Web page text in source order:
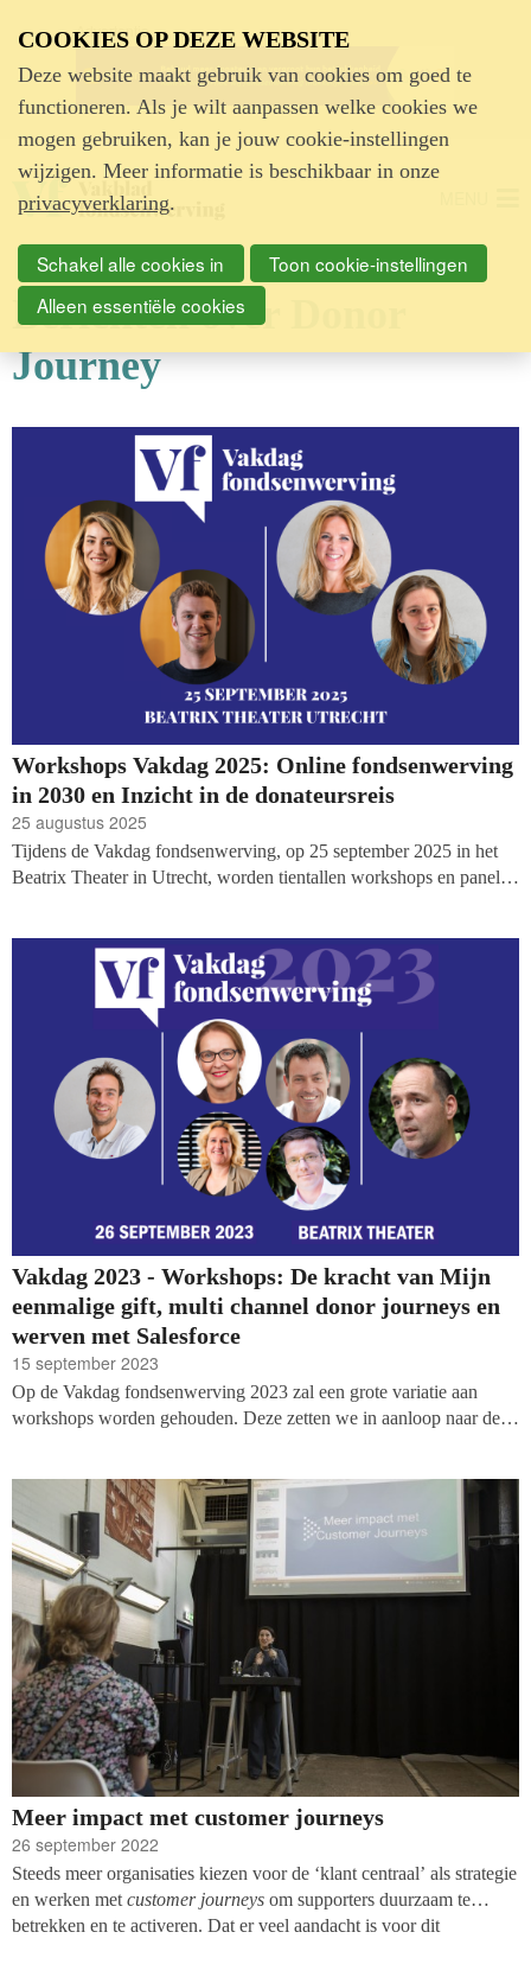
Advertentie
Berichten over Donor
Journey
Workshops Vakdag 2025: Online fondsenwerving
in 2030 en Inzicht in de donateursreis
25 augustus 2025
Tijdens de Vakdag fondsenwerving, op 25 september 2025 in het
Beatrix Theater in Utrecht, worden tientallen workshops en panels
vooruitgeblikt op online fondsenwerving in 2030, en een workshop
over het bouwen aan de perfecte donateursreis: van bewustzijn tot
ambassadeurschap. En er volgen de komende periode nog veel
Vakdag 2023 - Workshops: De kracht van Mijn
eenmalige gift, multi channel donor journeys en
werven met Salesforce
15 september 2023
Op de Vakdag fondsenwerving 2023 zal een grote variatie aan
workshops worden gehouden. Deze zetten we in aanloop naar de
engagement vertalen met multi channel donor journeys en hoe Save
the Children werft met Salesforce.
Meer impact met customer journeys
26 september 2022
Steeds meer organisaties kiezen voor de ‘klant centraal’ als strategie
en werken metcustomer journeys om supporters duurzaam te
betrekken en te activeren. Dat er veel aandacht is voor dit
COOKIES OP DEZE WEBSITE
Deze website maakt gebruik van cookies om goed te
functioneren. Als je wilt aanpassen welke cookies we
mogen gebruiken, kan je jouw cookie-instellingen
wijzigen. Meer informatie is beschikbaar in onze
privacyverklaring.
Schakel alle cookies in
Toon cookie-instellingen
Alleen essentiële cookies